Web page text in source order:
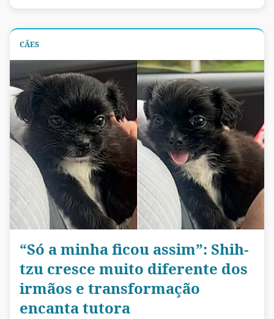
CÃES
“Só a minha ficou assim”: Shih-
tzu cresce muito diferente dos
irmãos e transformação
encanta tutora